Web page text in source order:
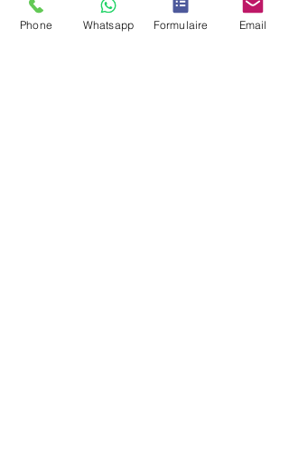
Expert comptable Casablanca
Phone Whatsapp Formulaire Email